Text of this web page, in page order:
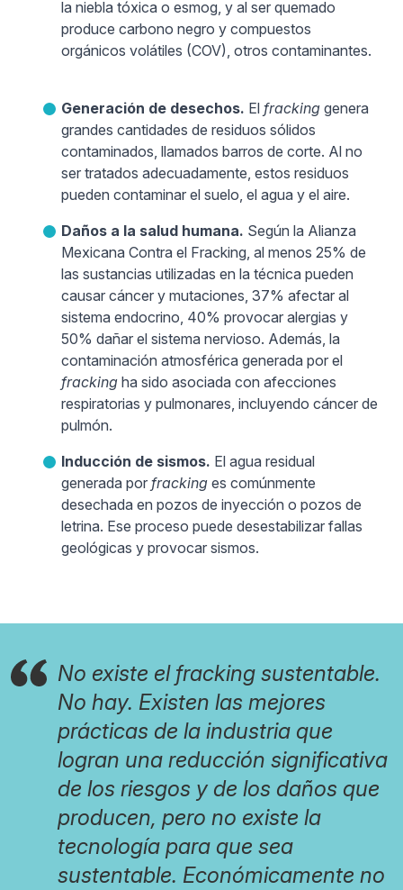
la niebla tóxica o esmog, y al ser quemado
produce carbono negro y compuestos
orgánicos volátiles (COV), otros contaminantes.
Generación de desechos. El fracking genera
grandes cantidades de residuos sólidos
contaminados, llamados barros de corte. Al no
ser tratados adecuadamente, estos residuos
pueden contaminar el suelo, el agua y el aire.
Daños a la salud humana. Según la Alianza
Mexicana Contra el Fracking, al menos 25% de
las sustancias utilizadas en la técnica pueden
causar cáncer y mutaciones, 37% afectar al
sistema endocrino, 40% provocar alergias y
50% dañar el sistema nervioso. Además, la
contaminación atmosférica generada por el
fracking ha sido asociada con afecciones
respiratorias y pulmonares, incluyendo cáncer de
pulmón.
Inducción de sismos. El agua residual
generada por fracking es comúnmente
desechada en pozos de inyección o pozos de
letrina. Ese proceso puede desestabilizar fallas
geológicas y provocar sismos.
No existe el fracking sustentable.
No hay. Existen las mejores
prácticas de la industria que
logran una reducción significativa
de los riesgos y de los daños que
producen, pero no existe la
tecnología para que sea
sustentable. Económicamente no